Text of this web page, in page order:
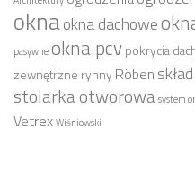
oknaokna dachowe
pasywneokna pcv pokrycia
zewnętrzne rynny Röben
stolarka otworowasystem
VetrexWiśniowski